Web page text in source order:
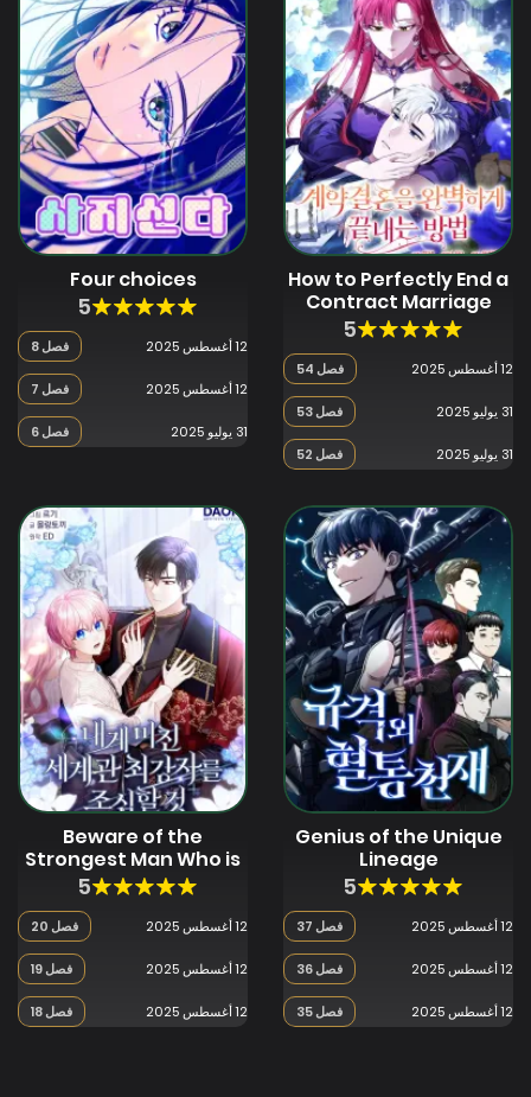
How to Perfectly End a
Contract Marriage
5
فصل 54 12 أغسطس 2025
فصل 53 31 يوليو 2025
فصل 52 31 يوليو 2025
Four choices
5
فصل 8 12 أغسطس 2025
فصل 7 12 أغسطس 2025
فصل 6 31 يوليو 2025
Genius of the Unique
Lineage
5
فصل 37 12 أغسطس 2025
فصل 36 12 أغسطس 2025
فصل 35 12 أغسطس 2025
Beware of the
Strongest Man Who is
Crazy About Me
5
فصل 20 12 أغسطس 2025
فصل 19 12 أغسطس 2025
فصل 18 12 أغسطس 2025